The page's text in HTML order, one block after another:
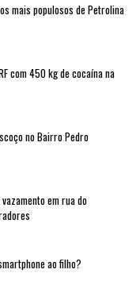
mais populosos de Petrolina
com 450 kg de cocaína na
no Bairro Pedro
em rua do
ao filho?